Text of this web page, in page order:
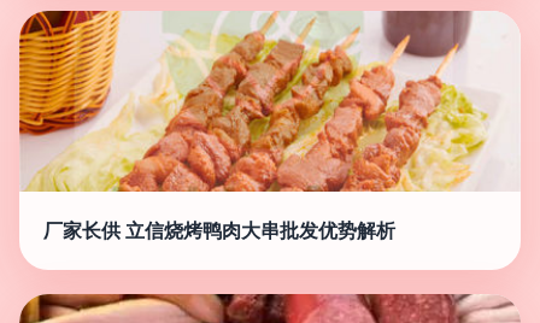
厂家长供 立信烧烤鸭肉大串批发优势解析